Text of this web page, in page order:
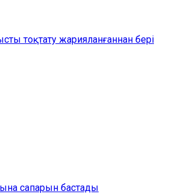
тоқтату жарияланғаннан бері
сапарын бастады